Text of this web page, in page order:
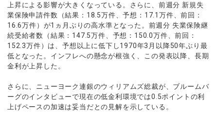
上昇による影響が大きくなっている。さらに、前週分 新規失
業保険申請件数（結果：18.5万件、予想：17.1万件、前回：
16.6万件）が1ヵ月ぶりの高水準となった。前週分 失業保険継
続受給者数（結果：147.5万件、予想：150.0万件、前回：
152.3万件）は、予想以上に低下し1970年3月以降50年ぶり最
低となった。インフレへの懸念が根強く、この発表以降、長期
金利が上昇した。
さらに、ニューヨーク連銀のウィリアムズ総裁が、ブルームバ
ーグのインタビューで現在の低金利環境では0.5ポイントの利
上げペースの加速は妥当だとの見解を示している。